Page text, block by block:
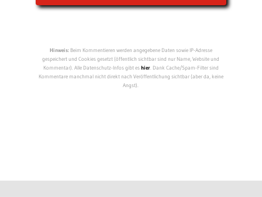
Hinweis:Beim Kommentieren werden angegebene Daten sowie IP-Adresse
gespeichert und Cookies gesetzt (öffentlich sichtbar sind nur Name, Website und
Kommentar). Alle Datenschutz-Infos gibt eshier. Dank Cache/Spam-Filter sind
Kommentare manchmal nicht direkt nach Veröffentlichung sichtbar (aber da, keine
Angst).